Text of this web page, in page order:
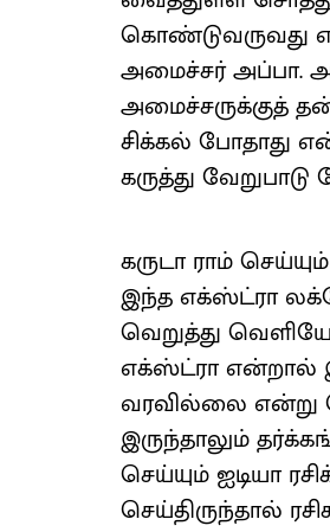
கொண்டுவருவது
அமைச்சர் அப்பா.
அமைச்சருக்குத்
சிக்கல் போதாது
கருத்து
கருடா ராம்
இந்த எக்ஸ்ட்ரா
வெறுத்து
எக்ஸ்ட்ரா என்றால்
வரவில்லை என்று
இருந்தாலும்
செய்யும் ஐடியா
செய்திருந்தால்